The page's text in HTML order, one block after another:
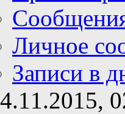
Личное
Записи в